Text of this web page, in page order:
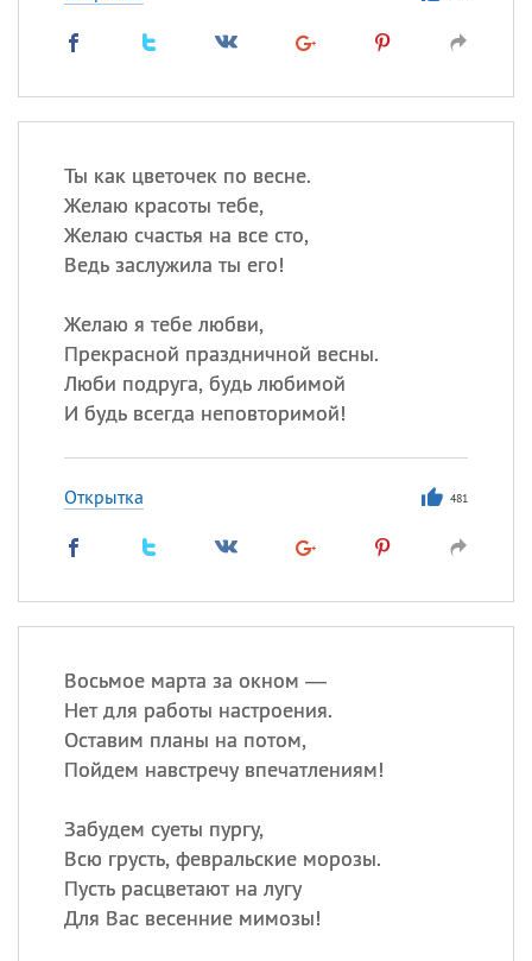
Ты как цветочек по весне.
Желаю красоты тебе,
Желаю счастья на все сто,
Ведь заслужила ты его!
Желаю я тебе любви,
Прекрасной праздничной весны.
Люби подруга, будь любимой
И будь всегда неповторимой!
Открытка 481
Восьмое марта за окном —
Нет для работы настроения.
Оставим планы на потом,
Пойдем навстречу впечатлениям!
Забудем суеты пургу,
Всю грусть, февральские морозы.
Пусть расцветают на лугу
Для Вас весенние мимозы!